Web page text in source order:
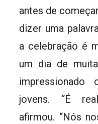
antes de
dizer uma
a celebração é
um dia de
jovens. “É
afirmou. “Nós